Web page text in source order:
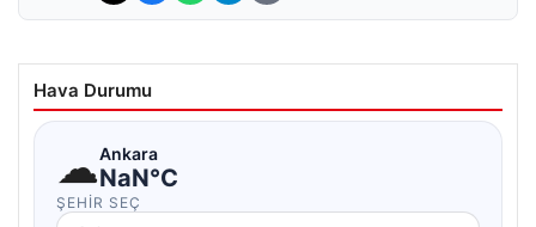
Hava Durumu
☁Ankara
NaN°C
ŞEHIR SEÇ